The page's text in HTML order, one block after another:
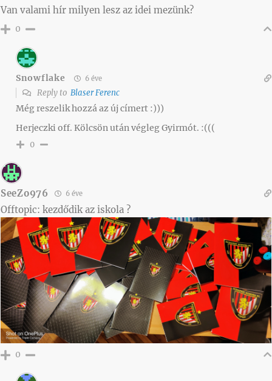
Van valami hír milyen lesz az idei mezünk?
0
Snowflake 6 éve
Reply to Blaser Ferenc
Még reszelik hozzá az új címert :)))
Herjeczki off. Kölcsön után végleg Gyirmót. :(((
0
SeeZo976 6 éve
Offtopic: kezdődik az iskola ?
0